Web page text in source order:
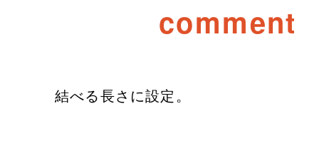
comment
結べる長さに設定。